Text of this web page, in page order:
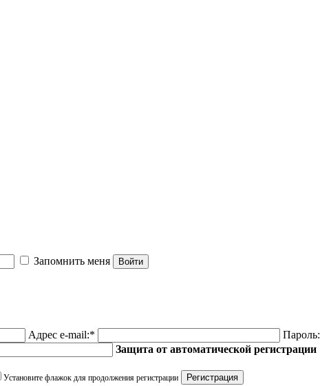
Запомнить меня
Адрес e-mail:* Пароль:
Защита от автоматической регистрации
Установите флажок для продолжения регистрации